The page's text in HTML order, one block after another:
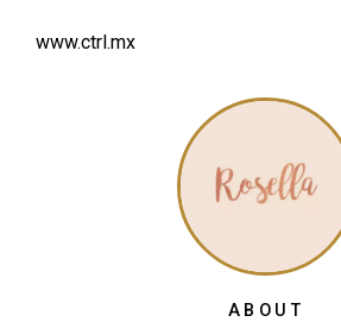
www.ctrl.mx
ABOUT